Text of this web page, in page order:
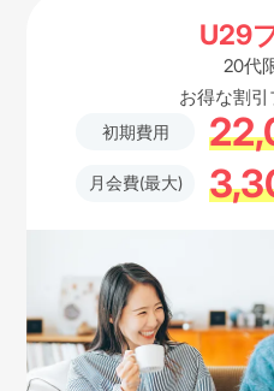
U29
20代
お得な割
初期費用
月会費(最大)